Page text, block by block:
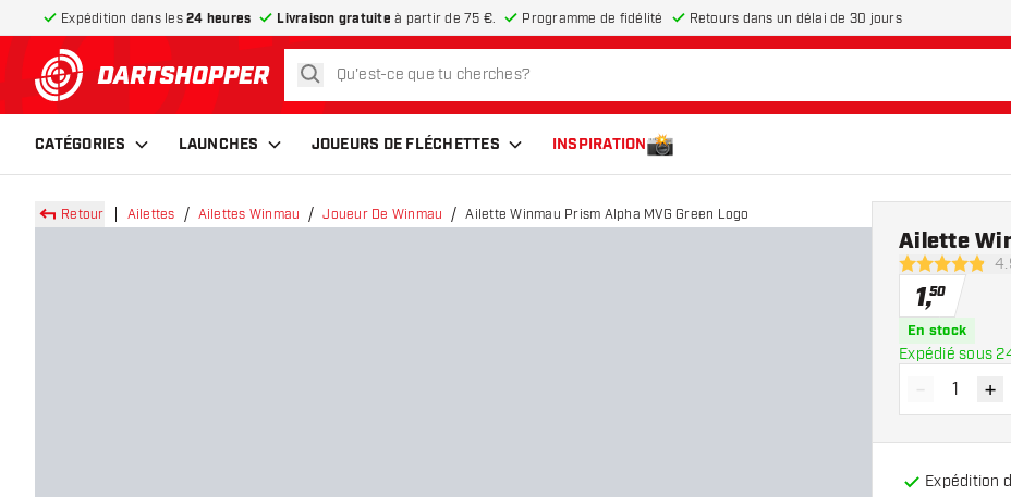
Expédition dans les 24 heures Livraison gratuite à partir de 75 €. Programme de fidélité Retours dans un délai de 30 jours
retour à la page d’accueil
rechercher
CATÉGORIES LAUNCHES JOUEURS DE FLÉCHETTES INSPIRATION
Retour Ailettes Ailettes Winmau Joueur De Winmau Ailette Winmau Prism Alpha MVG Green Logo
4.9 étoiles de
Ailette
1,50
En stock
Expédié sous
Diminuer
- +
Expédition